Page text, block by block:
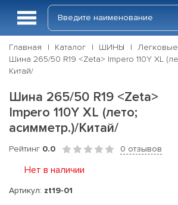
Главная Каталог ШИНЫ
Шина 265/50 R19 <Zeta> Impero 110Y XL
Китай/
Шина 265/50 R19 <Zeta>
Impero 110Y XL (лето;
асимметр.)/Китай/
Рейтинг 0.0 0 отзывов
Нет в наличии
Артикул: zt19-01